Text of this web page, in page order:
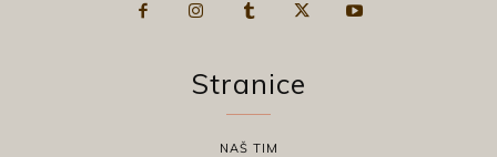
Stranice
NAŠ TIM